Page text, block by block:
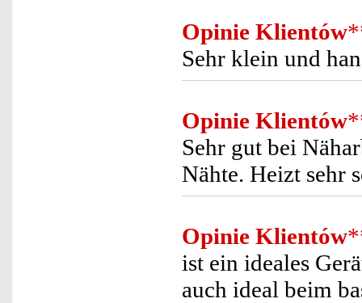
Opinie Klientów
Sehr klein und
Opinie Klientów
Sehr gut bei
Nähte. Heizt sehr
Opinie Klientów
ist ein ideales
auch ideal beim